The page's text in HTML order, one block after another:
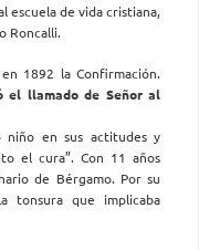
escuela de vida cristiana,
Roncalli.
1892 la Confirmación.
el llamado de Señor al
niño en sus actitudes y
el cura”. Con 11 años
de Bérgamo. Por su
tonsura que implicaba